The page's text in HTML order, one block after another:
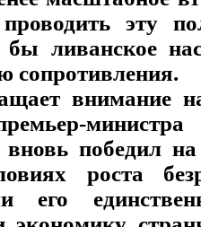
эту
ливанское
сопротивления.
внимание
победил
роста
его